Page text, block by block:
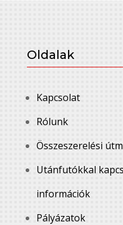
Oldalak
Kapcsolat
Rólunk
Összeszerelési
Utánfutókkal
információk
Pályázatok